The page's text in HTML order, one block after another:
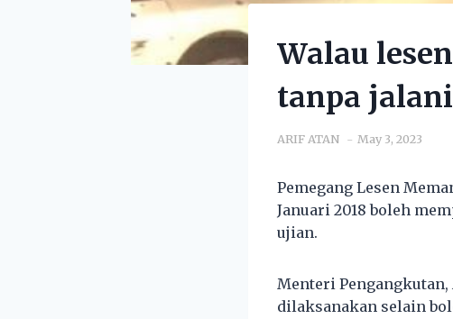
Walau
tanpa
ARIF ATAN May 3, 2023
Pemegang Lesen
Januari 2018 boleh
ujian.
Menteri
dilaksanakan selain